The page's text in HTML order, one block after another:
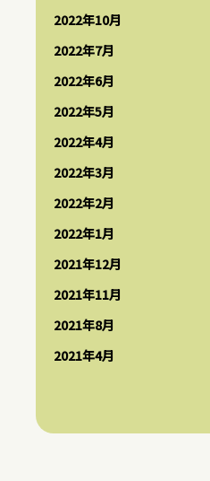
2022年10月
2022年7月
2022年6月
2022年5月
2022年4月
2022年3月
2022年2月
2022年1月
2021年12月
2021年11月
2021年8月
2021年4月